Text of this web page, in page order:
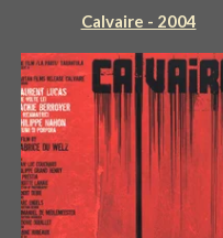
Calvaire - 2004